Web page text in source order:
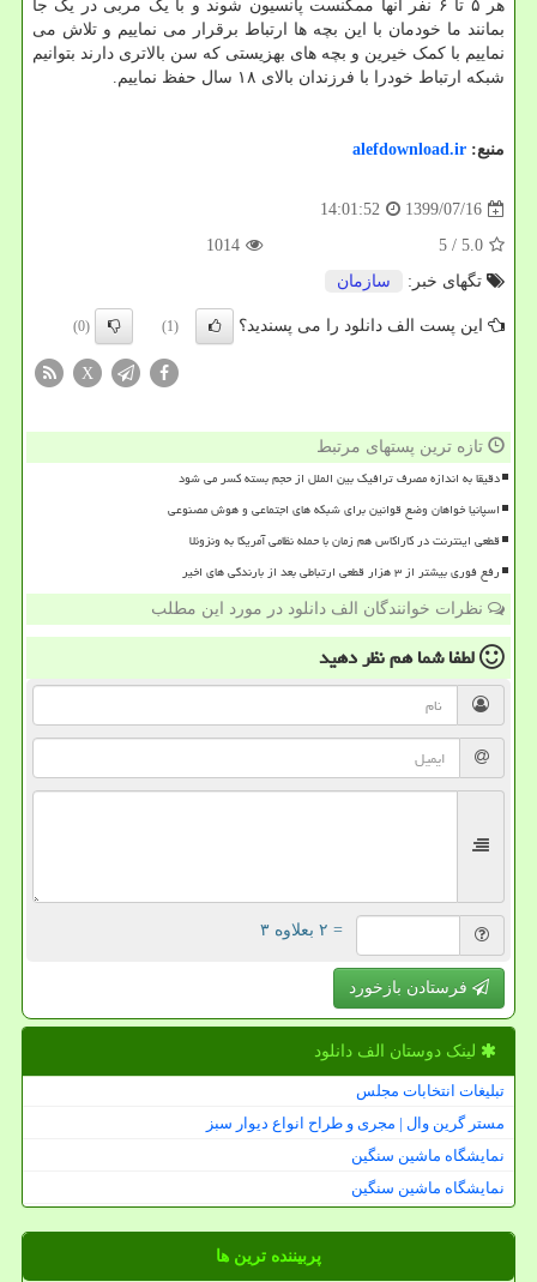
هر ۵ تا ۶ نفر آنها ممکنست پانسیون شوند و با یک مربی در یک جا
بمانند ما خودمان با این بچه ها ارتباط برقرار می نماییم و تلاش می
نماییم با کمک خیرین و بچه های بهزیستی که سن بالاتری دارند بتوانیم
شبکه ارتباط خودرا با فرزندان بالای ۱۸ سال حفظ نماییم.
منبع: alefdownload.ir
1399/07/16
14:01:52
5.0
/ 5
1014
تگهای خبر:
سازمان
این پست الف دانلود را می پسندید؟ (1)
(0)
X
تازه ترین پستهای مرتبط
دقیقا به اندازه مصرف ترافیک بین الملل از حجم بسته کسر می شود
اسپانیا خواهان وضع قوانین برای شبکه های اجتماعی و هوش مصنوعی
قطعی اینترنت در کاراکاس هم زمان با حمله نظامی آمریکا به ونزوئلا
رفع فوری بیشتر از ۳ هزار قطعی ارتباطی بعد از بارندگی های اخیر
نظرات خوانندگان الف دانلود در مورد این مطلب
لطفا شما همنظر دهید
= ۲ بعلاوه ۳
فرستادن بازخورد
لینک دوستان الف دانلود
تبلیغات انتخابات مجلس
مستر گرین وال | مجری و طراح انواع دیوار سبز
نمایشگاه ماشین سنگین
نمایشگاه ماشین سنگین
پربیننده ترین ها